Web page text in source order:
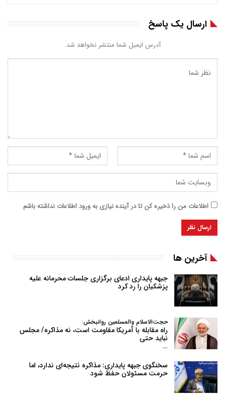
ارسال یک پاسخ
آدرس ایمیل شما منتشر نخواهد شد.
اطلاعات من را ذخیره کن تا در آینده نیازی به ورود اطلاعات نداشته باشم
آخرین ها
جبهه پایداری ادعای برگزاری جلسات محرمانه علیه
پزشکیان را رد کرد
حجت‌الاسلام والمسلمین روانبخش:
راه مقابله با آمریکا مقاومت است، نه مذاکره/ مجلس
نباید حتی
…
سخنگوی جبهه پایداری: مذاکره نتیجه‌ای ندارد، اما
حرمت مسئولان حفظ شود